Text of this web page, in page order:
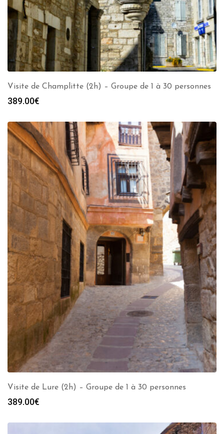
Visite de Champlitte (2h) – Groupe de 1 à 30 personnes
389.00€
Visite de Lure (2h) – Groupe de 1 à 30 personnes
389.00€